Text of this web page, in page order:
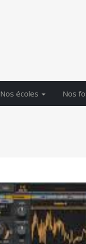
Nos écoles Nos